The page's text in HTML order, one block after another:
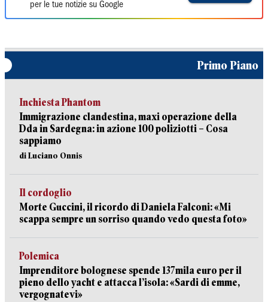
per le tue notizie su Google
Primo Piano
Inchiesta Phantom
Immigrazione clandestina, maxi operazione della
Dda in Sardegna: in azione 100 poliziotti – Cosa
sappiamo
di Luciano Onnis
Il cordoglio
Morte Guccini, il ricordo di Daniela Falconi: «Mi
scappa sempre un sorriso quando vedo questa foto»
Polemica
Imprenditore bolognese spende 137mila euro per il
pieno dello yacht e attacca l’isola: «Sardi di emme,
vergognatevi»